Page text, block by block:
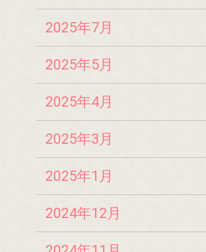
2025年7月
2025年5月
2025年4月
2025年3月
2025年1月
2024年12月